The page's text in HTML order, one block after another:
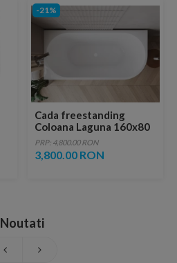
-21%
Cada freestanding
Coloana Laguna 160x80
cm acril alb dreapta
PRP: 4,800.00 RON
3,800.00 RON
Noutati